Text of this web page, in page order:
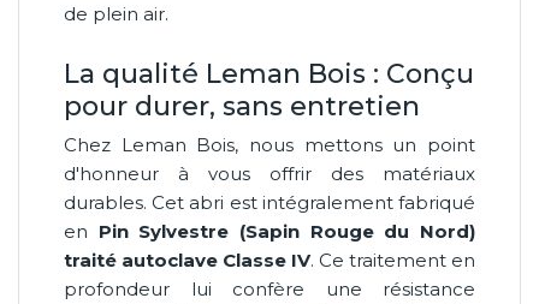
de plein air.
La qualité Leman Bois : Conçu
pour durer, sans entretien
Chez Leman Bois, nous mettons un point
d'honneur à vous offrir des matériaux
durables. Cet abri est intégralement fabriqué
en Pin Sylvestre (Sapin Rouge du Nord)
traité autoclave Classe IV. Ce traitement en
profondeur lui confère une résistance